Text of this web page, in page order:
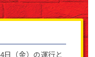
日（金）の運行と